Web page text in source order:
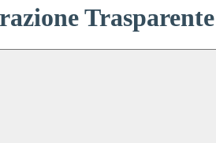
Trasparente